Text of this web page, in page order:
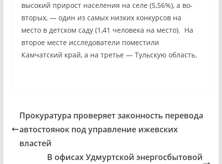
высокий прирост населения на селе (5,56%), а во-
вторых, — один из самых низких конкурсов на
место в детском саду (1,41 человека на место). На
второе месте исследователи поместили
Камчатский край, а на третье — Тульскую область.
Прокуратура проверяет законность перевода
автостоянок под управление ижевских
властей
В офисах Удмуртской энергосбытовой